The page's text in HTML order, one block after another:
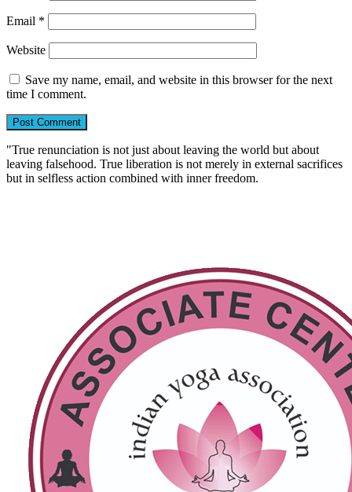
Email *
Website
Save my name, email, and website in this browser for the next
time I comment.
"True renunciation is not just about leaving the world but about
leaving falsehood. True liberation is not merely in external sacrifices
but in selfless action combined with inner freedom.